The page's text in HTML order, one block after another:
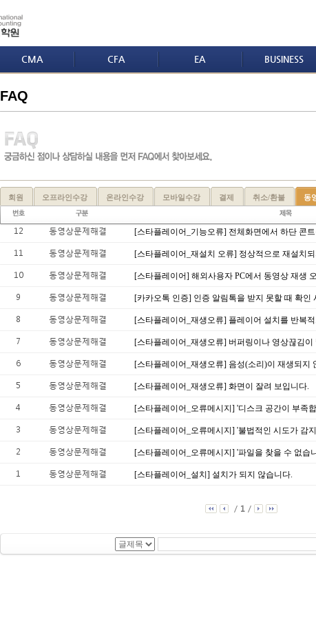
CMA CFA EA BUSINESS
FAQ
회원 오프라인수강 온라인수강 모바일수강 결제 취소/환불 동
12 동영상문제해결 [스타플레이어_기능오류] 전체화면에서 하단 콘
11 동영상문제해결 [스타플레이어_재설치 오류] 정상적으로 재설치
10 동영상문제해결 [스타플레이어] 해외사용자 PC에서 동영상 재생
9 동영상문제해결 [카카오톡 인증] 인증 알림톡을 받지 못할 때 확인
8 동영상문제해결 [스타플레이어_재생오류] 플레이어 설치를 반복
7 동영상문제해결 [스타플레이어_재생오류] 버퍼링이나 영상끊김이
6 동영상문제해결 [스타플레이어_재생오류] 음성(소리)이 재생되지
5 동영상문제해결 [스타플레이어_재생오류] 화면이 잘려 보입니다.
4 동영상문제해결 [스타플레이어_오류메시지] '디스크 공간이 부족
3 동영상문제해결 [스타플레이어_오류메시지] '불법적인 시도가 감
2 동영상문제해결 [스타플레이어_오류메시지] '파일을 찾을 수 없습
1 동영상문제해결 [스타플레이어_설치] 설치가 되지 않습니다.
/ 1/